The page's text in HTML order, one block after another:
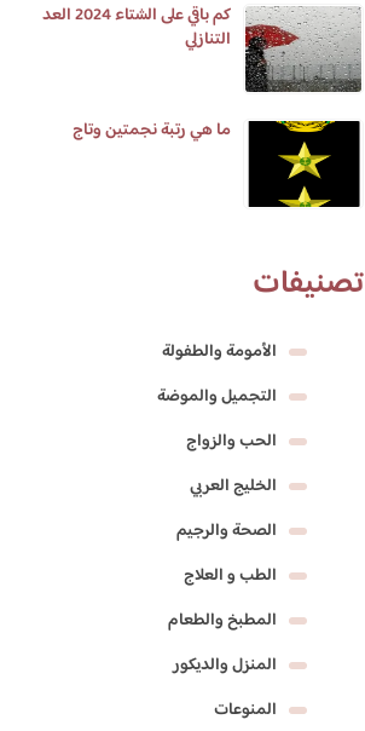
كم باقي على الشتاء 2024 العد
التنازلي
ما هي رتبة نجمتين وتاج
تصنيفات
الأمومة والطفولة
التجميل والموضة
الحب والزواج
الخليج العربي
الصحة والرجيم
الطب و العلاج
المطبخ والطعام
المنزل والديكور
المنوعات